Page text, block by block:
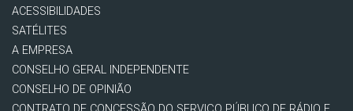
ACESSIBILIDADES
SATÉLITES
A EMPRESA
CONSELHO GERAL INDEPENDENTE
CONSELHO DE OPINIÃO